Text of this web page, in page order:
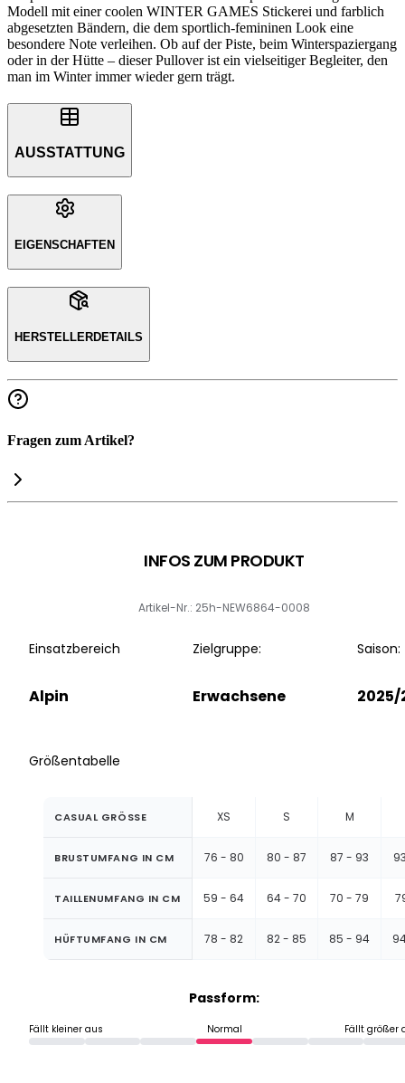
Modell mit einer coolen WINTER GAMES Stickerei und farblich
abgesetzten Bändern, die dem sportlich-femininen Look eine
besondere Note verleihen. Ob auf der Piste, beim Winterspaziergang
oder in der Hütte – dieser Pullover ist ein vielseitiger Begleiter, den
man im Winter immer wieder gern trägt.
AUSSTATTUNG
EIGENSCHAFTEN
HERSTELLERDETAILS
Fragen zum Artikel?
INFOS ZUM PRODUKT
Artikel-Nr.: 25h-NEW6864-0008
Einsatzbereich
Alpin
Zielgruppe:
Erwachsene
Saison:
2025/
Größentabelle
CASUAL GRÖSSE XS S M
BRUSTUMFANG IN CM 76 - 80 80 - 87 87 - 93
TAILLENUMFANG IN CM 59 - 64 64 - 70 70 - 79
HÜFTUMFANG IN CM 78 - 82 82 - 85 85 - 94
Passform:
Fällt kleiner aus Normal Fällt größer